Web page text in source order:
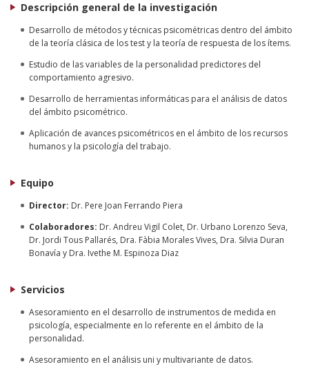
Descripción general de la investigación
Desarrollo de métodos y técnicas psicométricas dentro del ámbito
de la teoría clásica de los test y la teoría de respuesta de los ítems.
Estudio de las variables de la personalidad predictores del
comportamiento agresivo.
Desarrollo de herramientas informáticas para el análisis de datos
del ámbito psicométrico.
Aplicación de avances psicométricos en el ámbito de los recursos
humanos y la psicología del trabajo.
Equipo
Director: Dr. Pere Joan Ferrando Piera
Colaboradores: Dr. Andreu Vigil Colet, Dr. Urbano Lorenzo Seva,
Dr. Jordi Tous Pallarés, Dra. Fàbia Morales Vives, Dra. Silvia Duran
Bonavía y Dra. Ivethe M. Espinoza Diaz
Servicios
Asesoramiento en el desarrollo de instrumentos de medida en
psicología, especialmente en lo referente en el ámbito de la
personalidad.
Asesoramiento en el análisis uni y multivariante de datos.